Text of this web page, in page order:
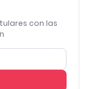
con las